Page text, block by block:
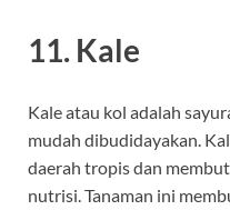
11. Kale
Kale atau kol adalah
mudah dibudidayakan.
daerah tropis dan
nutrisi. Tanaman ini